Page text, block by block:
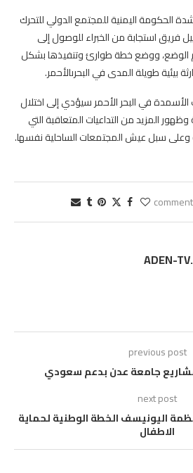
الحكومة اليمنية للمجتمع الدولي للتحرك
فريق استجابة من الخبراء للوصول إلى
الوضع، ووضع خطة طوارئ وتنفيذها بشكل
بيئية طويلة المدى في البحرىالأحمر.
الأسمدة في البحر الأحمر سيؤدي إلى اختلال
وظهور المزيد من التداعيات المتعاقبة التي
وعلى سبل عيش المجتمعات الساحلية نفسها.
ADEN-
previous post
جامعة عدن بدعم سعودي
next post
اليونيسف الخطة الوطنية لحماية
الاطفال